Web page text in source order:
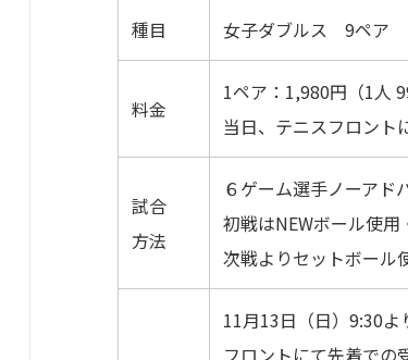
種目 女子ダブルス 9ペア
料金
1ペア：1,980円（1人
当日、テニスフロント
試合
方法
６ゲーム選手ノーアド
初戦はNEWボール使用
次戦よりセットボール
11月13日（日）9:30よ
フロントにて先着での